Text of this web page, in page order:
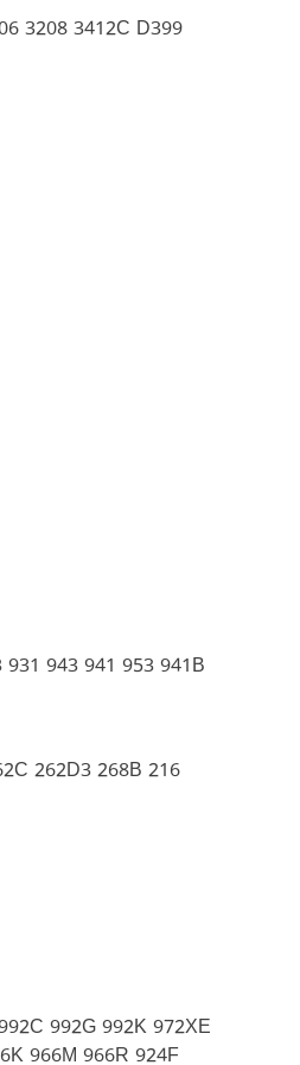
3208 3412C D399
943 941 953 941B
262D3 268B 216
992G 992K 972XE
966M 966R 924F